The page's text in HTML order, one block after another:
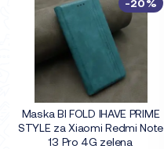
Maska BI FOLD IHAVE PRIME
STYLE za Xiaomi Redmi Note
13 Pro 4G zelena
-20%